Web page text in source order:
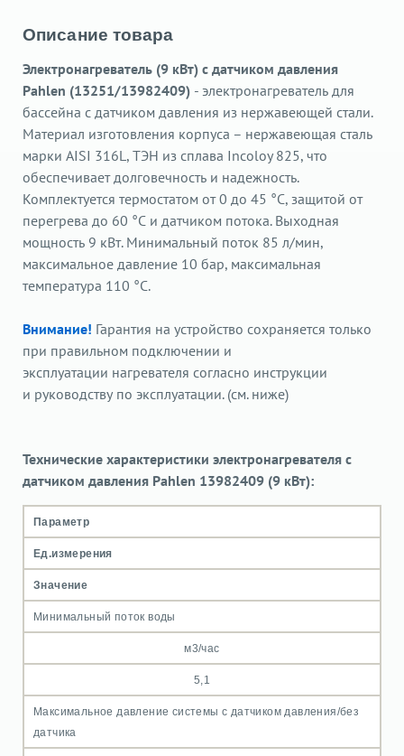
Описание товара
Электронагреватель (9 кВт) с датчиком давления
Pahlen (13251/13982409) - электронагреватель для
бассейна с датчиком давления из нержавеющей стали.
Материал изготовления корпуса – нержавеющая сталь
марки AISI 316L, ТЭН из сплава Incoloy 825, что
обеспечивает долговечность и надежность.
Комплектуется термостатом от 0 до 45 °С, защитой от
перегрева до 60 °С и датчиком потока. Выходная
мощность 9 кВт. Минимальный поток 85 л/мин,
максимальное давление 10 бар, максимальная
температура 110 °С.
Внимание! Гарантия на устройство сохраняется только
при правильном подключении и
эксплуатации нагревателя согласно инструкции
и руководству по эксплуатации. (см. ниже)
Технические характеристики электронагревателя с
датчиком давления Pahlen 13982409 (9 кВт):
Параметр
Ед.измерения
Значение
Минимальный поток воды
м3/час
5,1
Максимальное давление системы с датчиком давления/без
датчика